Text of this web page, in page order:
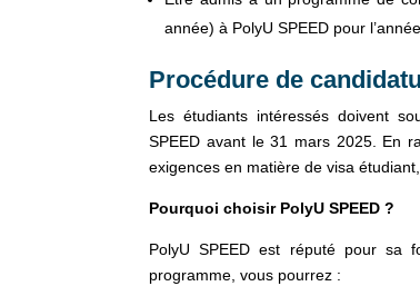
année) à PolyU SPEED pour
Procédure de
Les étudiants intéressés doivent
SPEED avant le 31 mars 2025. En
exigences en matière de visa
Pourquoi choisir PolyU SPEED ?
PolyU SPEED est réputé pour sa
programme, vous pourrez :